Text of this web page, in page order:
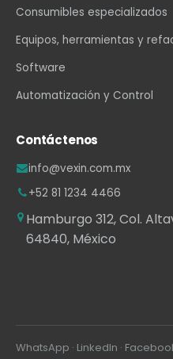
Consumibles especializados
Equipos, herramientas y
Software
Automatización y Control
Contáctenos
info@vexin.com.mx
+52 81 1234 4466
Hamburgo 312, Col.
64840, México
WhatsApp · LinkedIn ·